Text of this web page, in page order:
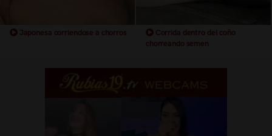
Japonesa corriendose a chorros
Corrida dentro del coño
chorreando semen